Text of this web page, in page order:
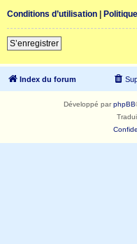
Conditions d’utilisation |
S’enregistrer
Index du forum
Développé parphpBB